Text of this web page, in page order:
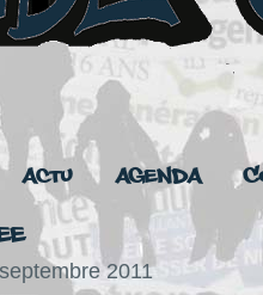
Actu Agenda
2011